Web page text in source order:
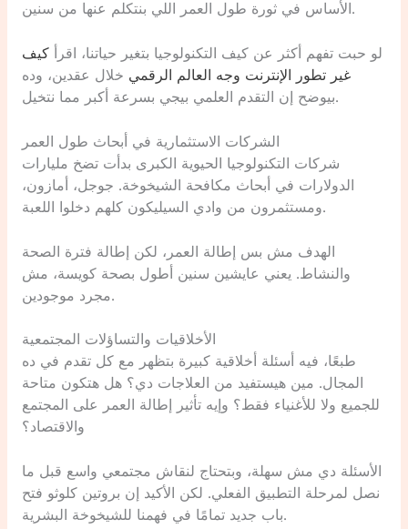
الأساس في ثورة طول العمر اللي بنتكلم عنها من سنين.
لو حبت تفهم أكثر عن كيف التكنولوجيا بتغير حياتنا، اقرأكيف
غير تطور الإنترنت وجه العالم الرقمي خلال عقدين، وده
بيوضح إن التقدم العلمي بيجي بسرعة أكبر مما نتخيل.
الشركات الاستثمارية في أبحاث طول العمر
شركات التكنولوجيا الحيوية الكبرى بدأت تضخ مليارات
الدولارات في أبحاث مكافحة الشيخوخة. جوجل، أمازون،
ومستثمرون من وادي السيليكون كلهم دخلوا اللعبة.
الهدف مش بس إطالة العمر، لكن إطالة فترة الصحة
والنشاط. يعني عايشين سنين أطول بصحة كويسة، مش
مجرد موجودين.
الأخلاقيات والتساؤلات المجتمعية
طبعًا، فيه أسئلة أخلاقية كبيرة بتظهر مع كل تقدم في ده
المجال. مين هيستفيد من العلاجات دي؟ هل هتكون متاحة
للجميع ولا للأغنياء فقط؟ وإيه تأثير إطالة العمر على المجتمع
والاقتصاد؟
الأسئلة دي مش سهلة، وبتحتاج لنقاش مجتمعي واسع قبل ما
نصل لمرحلة التطبيق الفعلي. لكن الأكيد إن بروتين كلوثو فتح
باب جديد تمامًا في فهمنا للشيخوخة البشرية.